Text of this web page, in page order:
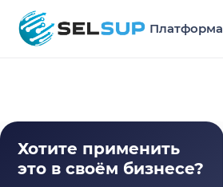
SelSup Платформа
Хотите применить
это в своём бизнесе?